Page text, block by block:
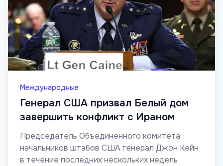
Международные
Генерал США призвал Белый дом
завершить конфликт с Ираном
Председатель Объединенного комитета
начальников штабов США генерал Джон Кейн
в течение последних нескольких недель